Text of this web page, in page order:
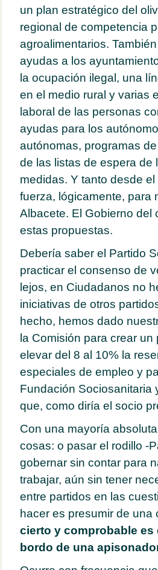
un plan estratégico del
regional de competencia
agroalimentarios.
ayudas a los
la ocupación ilegal, una
en el medio rural y varias
laboral de las personas
ayudas para los
autónomas, programas
de las listas de espera de
medidas. Y tanto desde
fuerza, lógicamente, para
Albacete. El Gobierno
estas propuestas.
Debería saber el Partido
practicar el consenso de
lejos, en Ciudadanos no
iniciativas de otros
hecho, hemos dado
la Comisión para crear
elevar del 8 al 10% la
especiales de empleo y
Fundación Sociosanitaria
que, como diría el socio
Con una mayoría
cosas: o pasar el rodillo -
gobernar sin contar para
trabajar, aún sin tener
entre partidos en las
hacer es presumir de
cierto y comprobable
bordo de una